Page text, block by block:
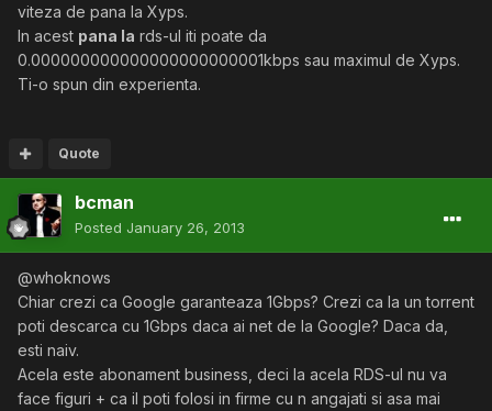
viteza de pana la Xyps.
In acest pana la rds-ul iti poate da
0.000000000000000000000001kbps sau maximul de Xyps.
Ti-o spun din experienta.
Quote
bcman
Posted January 26, 2013
@whoknows
Chiar crezi ca Google garanteaza 1Gbps? Crezi ca la un torrent
poti descarca cu 1Gbps daca ai net de la Google? Daca da,
esti naiv.
Acela este abonament business, deci la acela RDS-ul nu va
face figuri + ca il poti folosi in firme cu n angajati si asa mai